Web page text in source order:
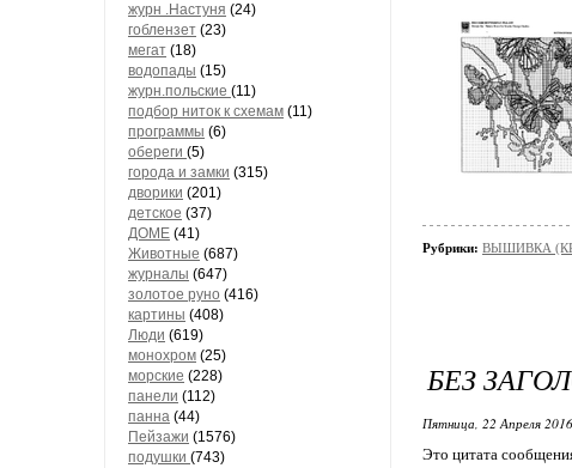
журн .Настуня (24)
гоблензет (23)
мегат (18)
водопады (15)
журн.польские (11)
подбор ниток к схемам (11)
программы (6)
обереги (5)
города и замки (315)
дворики (201)
детское (37)
ДОМЕ (41)
Животные (687)
журналы (647)
золотое руно (416)
картины (408)
Люди (619)
монохром (25)
морские (228)
панели (112)
панна (44)
Пейзажи (1576)
подушки (743)
Рубрики: ВЫШИВКА
БЕЗ
Пятница, 22 Апреля
Это цитата